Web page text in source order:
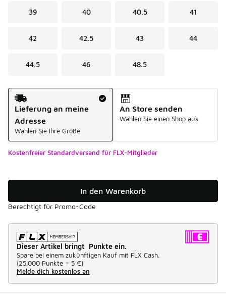
39 40 40.5 41
42 42.5 43 44
44.5 46 48.5
Versandart
Lieferung an meine
Adresse
Wählen Sie Ihre Größe
An Store senden
Wählen Sie einen Shop aus
Kostenfreier Standardversand für FLX-Mitglieder
In den Warenkorb
Berechtigt für Promo-Code
Dieser Artikel bringt Punkte ein.
Spare bei einem zukünftigen Kauf mit FLX Cash.
(25.000 Punkte = 5 €)
Melde dich kostenlos an